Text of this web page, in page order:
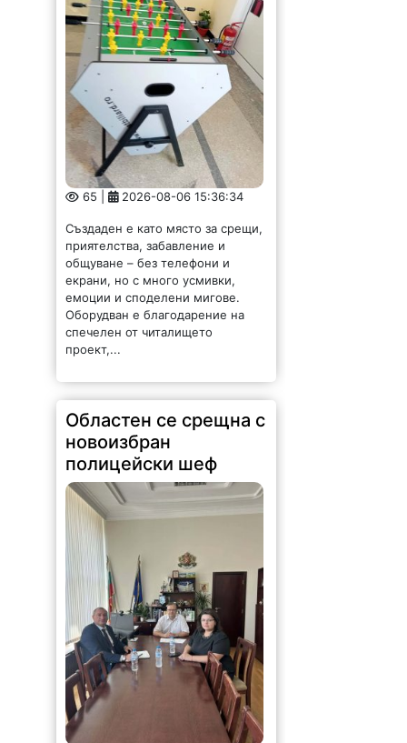
65 | 2026-08-06 15:36:34
Създаден е като място за срещи,
приятелства, забавление и
общуване – без телефони и
екрани, но с много усмивки,
емоции и споделени мигове.
Оборудван е благодарение на
спечелен от читалището
проект,...
Областен се срещна с
новоизбран
полицейски шеф